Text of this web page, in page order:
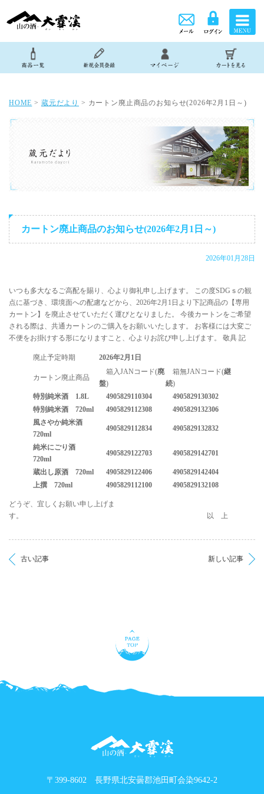
HOME > 蔵元だより > カートン廃止商品のお知らせ(2026年2月1日～)
カートン廃止商品のお知らせ(2026年2月1日～)
2026年01月28日
いつも多大なるご高配を賜り、心より御礼申し上げます。 この度SDGｓの観
点に基づき、環境面への配慮などから、2026年2月1日より下記商品の【専用
カートン】を廃止させていただく運びとなりました。 今後カートンをご希望
される際は、共通カートンのご購入をお願いいたします。 お客様には大変ご
不便をお掛けする形になりますこと、心よりお詫び申し上げます。 敬具 記
廃止予定時期 2026年2月 1 日
カートン廃止商品
箱入JANコード(廃
盤)
箱無JANコード(継
続)
特別純米酒 1.8L
4905829110304
4905829130302
特別純米酒 720ml
4905829112308
4905829132306
風さやか純米酒
720ml
4905829112834 4905829132832
純米にごり酒
720ml
4905829122703 4905829142701
蔵出し原酒 720ml 4905829122406
4905829142404
上撰 720ml
4905829112100 4905829132108
どうぞ、宜しくお願い申し上げま
す。 以 上
古い記事 新しい記事
〒399-8602 長野県北安曇郡池田町会染9642-2